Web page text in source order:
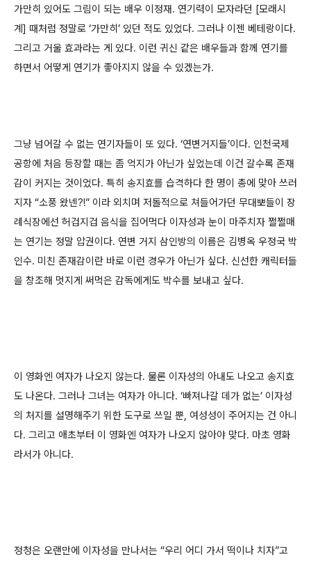
가만히 있어도 그림이 되는 배우 이정재. 연기력이 모자라던 [모래시
계] 때처럼 정말로 ‘가만히’ 있던 적도 있었다. 그러나 이젠 베테랑이다.
그리고 거울 효과라는 게 있다. 이런 귀신 같은 배우들과 함께 연기를
하면서 어떻게 연기가 좋아지지 않을 수 있겠는가.
그냥 넘어갈 수 없는 연기자들이 또 있다. ‘연변거지들’이다. 인천국제
공항에 처음 등장할 때는 좀 억지가 아닌가 싶었는데 이건 갈수록 존재
감이 커지는 것이었다. 특히 송지효를 습격하다 한 명이 총에 맞아 쓰러
지자 “소풍 왔넨?!” 이라 외치며 저돌적으로 쳐들어가던 무대뽀들이 장
례식장에선 허겁지겁 음식을 집어먹다 이자성과 눈이 마주치자 쩔쩔매
는 연기는 정말 압권이다. 연변 거지 삼인방의 이름은 김병옥 우정국 박
인수. 미친 존재감이란 바로 이런 경우가 아닌가 싶다. 신선한 캐릭터들
을 창조해 멋지게 써먹은 감독에게도 박수를 보내고 싶다.
이 영화엔 여자가 나오지 않는다. 물론 이자성의 아내도 나오고 송지효
도 나온다. 그러나 그녀는 여자가 아니다. ‘빠져나갈 데가 없는’ 이자성
의 처지를 설명해주기 위한 도구로 쓰일 뿐, 여성성이 주어지는 건 아니
다. 그리고 애초부터 이 영화엔 여자가 나오지 않아야 맞다. 마초 영화
라서가 아니다.
정청은 오랜만에 이자성을 만나서는 “우리 어디 가서 떡이나 치자”고